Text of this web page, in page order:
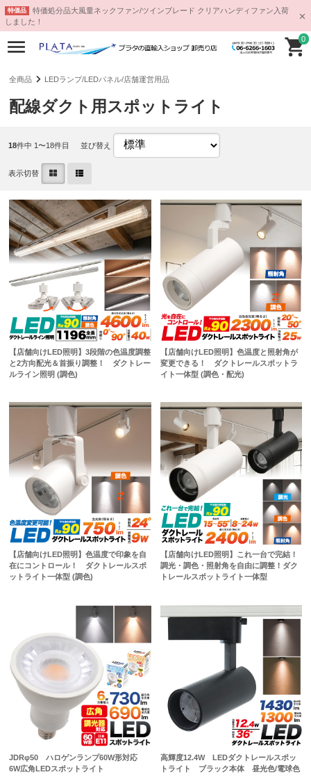
特価品
特価処分品大風量ネックファン/ツインブレード クリアハンディファン入荷
しました！
0
全商品 LEDランプ/LEDパネル/店舗運営用品
配線ダクト用スポットライト
18件中 1〜18件目 並び替え
表示切替
【店舗向けLED照明】3段階の色温度調整
と2方向配光＆首振り調整！ ダクトレー
ルライン照明 (調色)
【店舗向けLED照明】色温度と照射角が
変更できる！ ダクトレールスポットラ
イト一体型 (調色・配光)
【店舗向けLED照明】色温度で印象を自
在にコントロール！ ダクトレールスポ
ットライト一体型 (調色)
【店舗向けLED照明】これ一台で完結！
調光・調色・照射角を自由に調整！ダク
トレールスポットライト一体型
JDRφ50 ハロゲンランプ60W形対応
6W広角LEDスポットライト
高輝度12.4W LEDダクトレールスポッ
トライト ブラック本体 昼光色/電球色